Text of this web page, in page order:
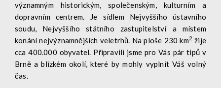
významným historickým, společenským, kulturním a
dopravním centrem. Je sídlem Nejvyššího ústavního
soudu, Nejvyššího státního zastupitelství a místem
konání nejvýznamnějších veletrhů. Na ploše 230 km2 žije
cca 400.000 obyvatel. Připravili jsme pro Vás pár tipů v
Brně a blízkém okolí, které by mohly vyplnit Váš volný
čas.